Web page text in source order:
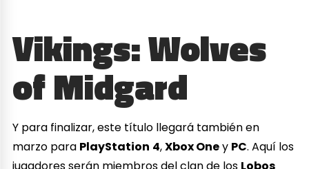
Vikings: Wolves
of Midgard
Y para finalizar, este título llegará también en
marzo para PlayStation 4,Xbox Oney PC. Aquí los